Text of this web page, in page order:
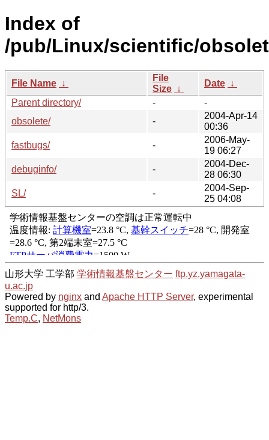
Index of
/pub/Linux/scientific/
File Name ↓
File
Size ↓
Date ↓
Parent directory/
-
-
obsolete/
-
2004-Apr-14
00:36
fastbugs/
-
2006-May-
19 06:27
debuginfo/
-
2004-Dec-
28 06:30
SL/
-
2004-Sep-
25 04:08
山形大学 工学部 学術情報基盤センター ftp.yz.yamagata-
u.ac.jp
Powered by nginx and Apache HTTP Server, experimental
supported for http/3.
Temp.C, NetMons